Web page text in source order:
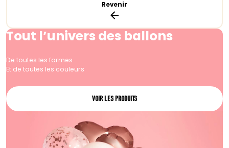
Revenir
Tout l’univers des ballons
De toutes les formes
Et de toutes les couleurs
VOIR LES PRODUITS